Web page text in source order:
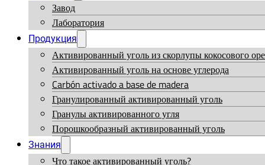
Завод
Лаборатория
Продукция
Активированный уголь из скорлупы кокосового
Активированный уголь на основе углерода
Carbón activado a base de madera
Гранулированный активированный уголь
Гранулы активированного угля
Порошкообразный активированный уголь
Знания
Что такое активированный уголь?